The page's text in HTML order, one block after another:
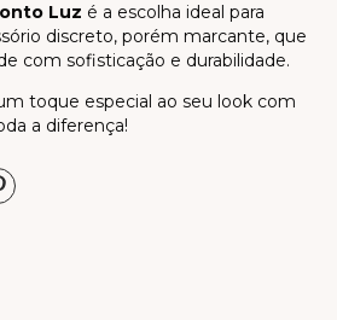
Luz é a escolha ideal para
discreto, porém marcante, que
com sofisticação e durabilidade.
toque especial ao seu look com
a diferença!